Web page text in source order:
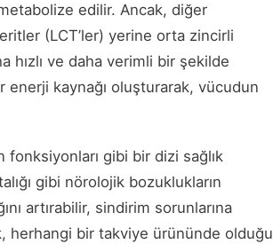
edilir. Ancak, diğer
(LCT’ler) yerine orta zincirli
hızlı ve daha verimli bir şekilde
enerji kaynağı oluşturarak, vücudun
fonksiyonları gibi bir dizi sağlık
gibi nörolojik bozuklukların
artırabilir, sindirim sorunlarına
herhangi bir takviye ürününde olduğu